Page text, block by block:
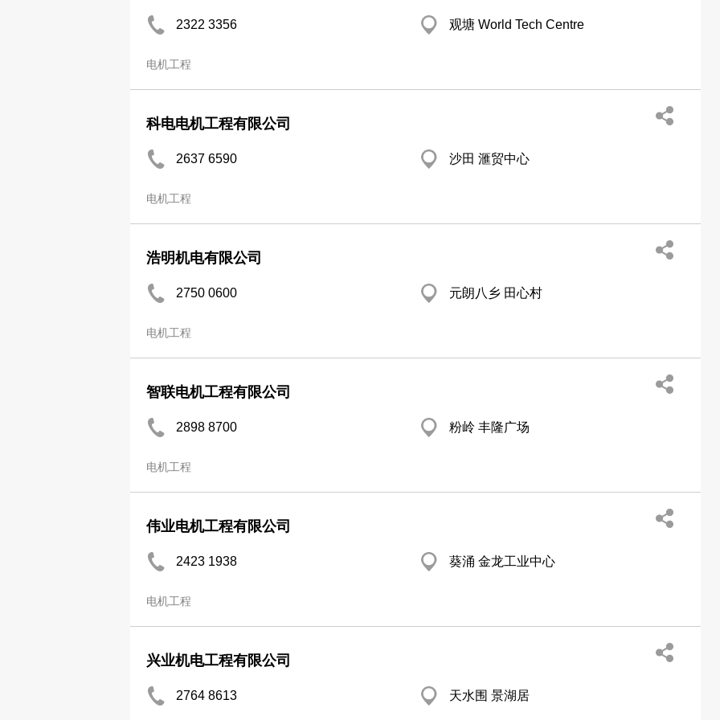
2322 3356 观塘 World Tech Centre
电机工程
科电电机工程有限公司
2637 6590 沙田 滙贸中心
电机工程
浩明机电有限公司
2750 0600 元朗八乡 田心村
电机工程
智联电机工程有限公司
2898 8700 粉岭 丰隆广场
电机工程
伟业电机工程有限公司
2423 1938 葵涌 金龙工业中心
电机工程
兴业机电工程有限公司
2764 8613 天水围 景湖居